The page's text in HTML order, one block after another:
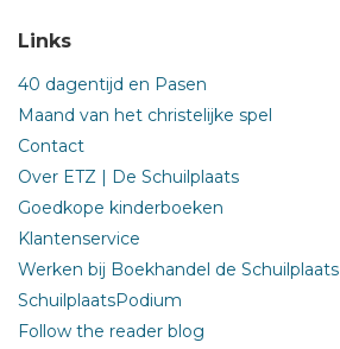
Links
40 dagentijd en Pasen
Maand van het christelijke spel
Contact
Over ETZ | De Schuilplaats
Goedkope kinderboeken
Klantenservice
Werken bij Boekhandel de Schuilplaats
SchuilplaatsPodium
Follow the reader blog